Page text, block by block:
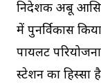
निदेशक अबू
में पुनर्विकास
पायलट
स्टेशन का हिस्सा